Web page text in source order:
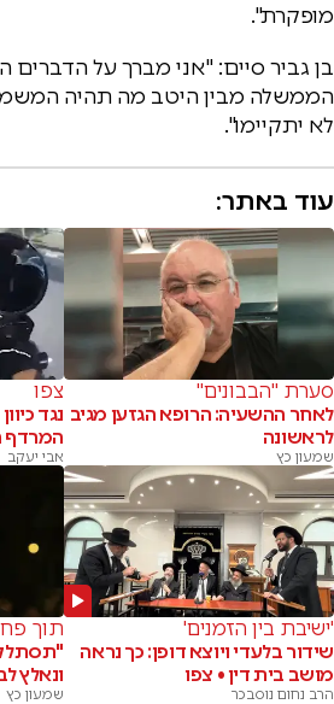
מופקרת".
בן גביר סיים: "אני מברך על הדברים
הממשלה מבין היטב מה תהיה
לא יתקיימו".
עוד באתר:
סערת "הבבונים"
לאחר ההשעיה: הרופא הגזען מגיב
לראשונה
שמעון כץ
צפו
נגד
המרדף
אבי יעקב
'ישיבת בין הזמנים'
שידור בלעדי ויוצא דופן: כך נראה
מושב בית דין • צפו
הרב נחום נוסבכר
תוך
ונאלץ
שמעון כץ